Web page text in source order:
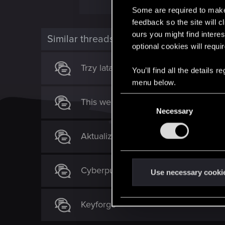
Some are required to
feedback so the site will
ours you might find
optional cookies will
You’ll find all the details
menu below.
e
l
Necessary
Use necessary
Similar threads
Trzy lata przerwy zrobiły swoje,
This week in Rogue Mage z Vladem
Aktualizacja Edgerunners (1.6) – lista
Cyberpunk 2077 - bolączki
Keyforge